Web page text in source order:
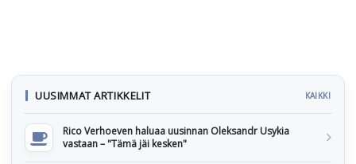
UUSIMMAT ARTIKKELIT KAIKKI
Rico Verhoeven haluaa uusinnan Oleksandr Usykia
vastaan – "Tämä jäi kesken"